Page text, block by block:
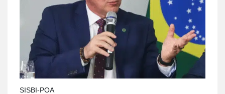
SISBI-POA